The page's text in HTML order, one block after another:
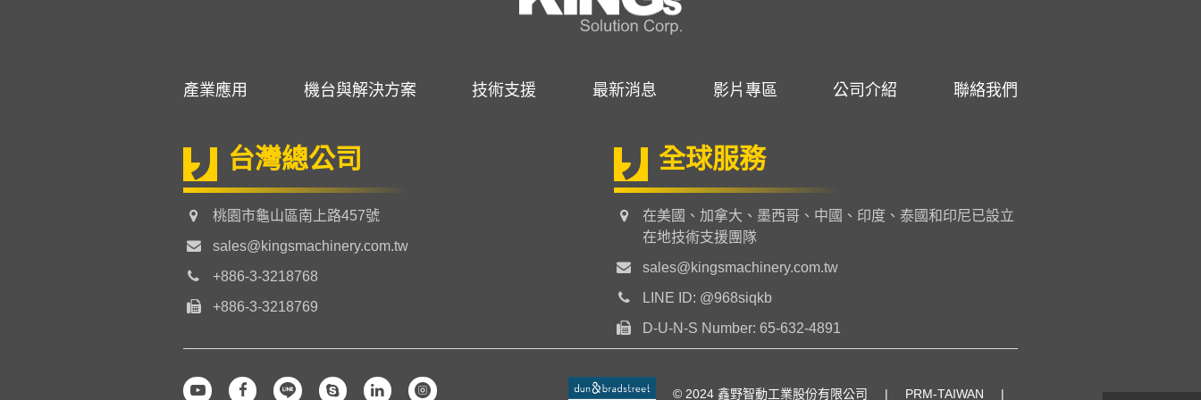
產業應用 機台與解決方案 技術支援 最新消息 影片專區 公司介紹 聯絡我們
台灣總公司
桃園市龜山區南上路457號
sales@kingsmachinery.com.tw
+886-3-3218768
+886-3-3218769
全球服務
在美國、加拿大、墨西哥、中國、印度、泰國和印尼已設立
在地技術支援團隊
sales@kingsmachinery.com.tw
LINE ID: @968siqkb
D-U-N-S Number: 65-632-4891
© 2024 鑫野智動工業股份有限公司 | PRM-TAIWAN |